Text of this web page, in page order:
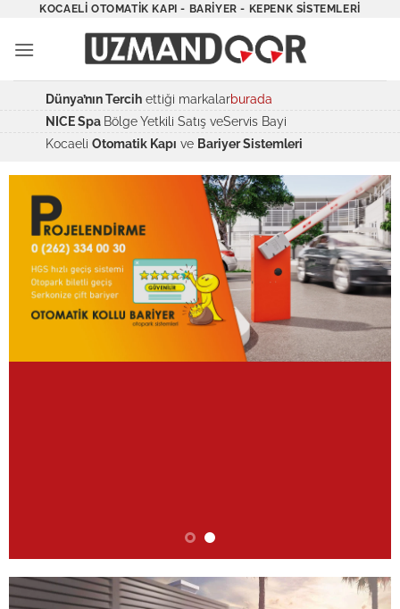
İçeriğeKOCAELI OTOMATIK KAPI - BARIYER - KEPENK SISTEMLERI
Dünya’nın Tercih ettiği markalarburada
NICE Spa Bölge Yetkili Satış veServis Bayi
Kocaeli Otomatik Kapı ve Bariyer Sistemleri